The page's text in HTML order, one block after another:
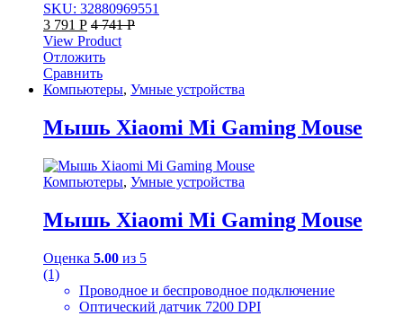
SKU: 32880969551
3 791 Р 4 741Р
View Product
Отложить
Сравнить
Компьютеры, Умные устройства
Мышь Xiaomi Mi Gaming Mouse
Компьютеры, Умные устройства
Мышь Xiaomi Mi Gaming Mouse
Оценка 5.00 из 5
(1)
Проводное и беспроводное подключение
Оптический датчик 7200 DPI